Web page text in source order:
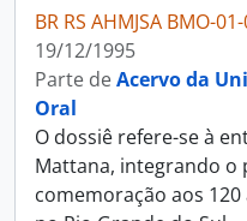
BR RS AHMJSA BMO-
19/12/1995
Parte deAcervo da
Oral
O dossiê refere-se à
Mattana, integrando o
comemoração aos